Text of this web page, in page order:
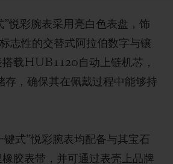
悦彩腕表采用亮白色表盘，饰
志性的交替式阿拉伯数字与镶
搭载HUB1120自动上链机芯，
存，确保其在佩戴过程中能够持
式”悦彩腕表均配备与其宝石
胶表带，并可通过表壳上品牌